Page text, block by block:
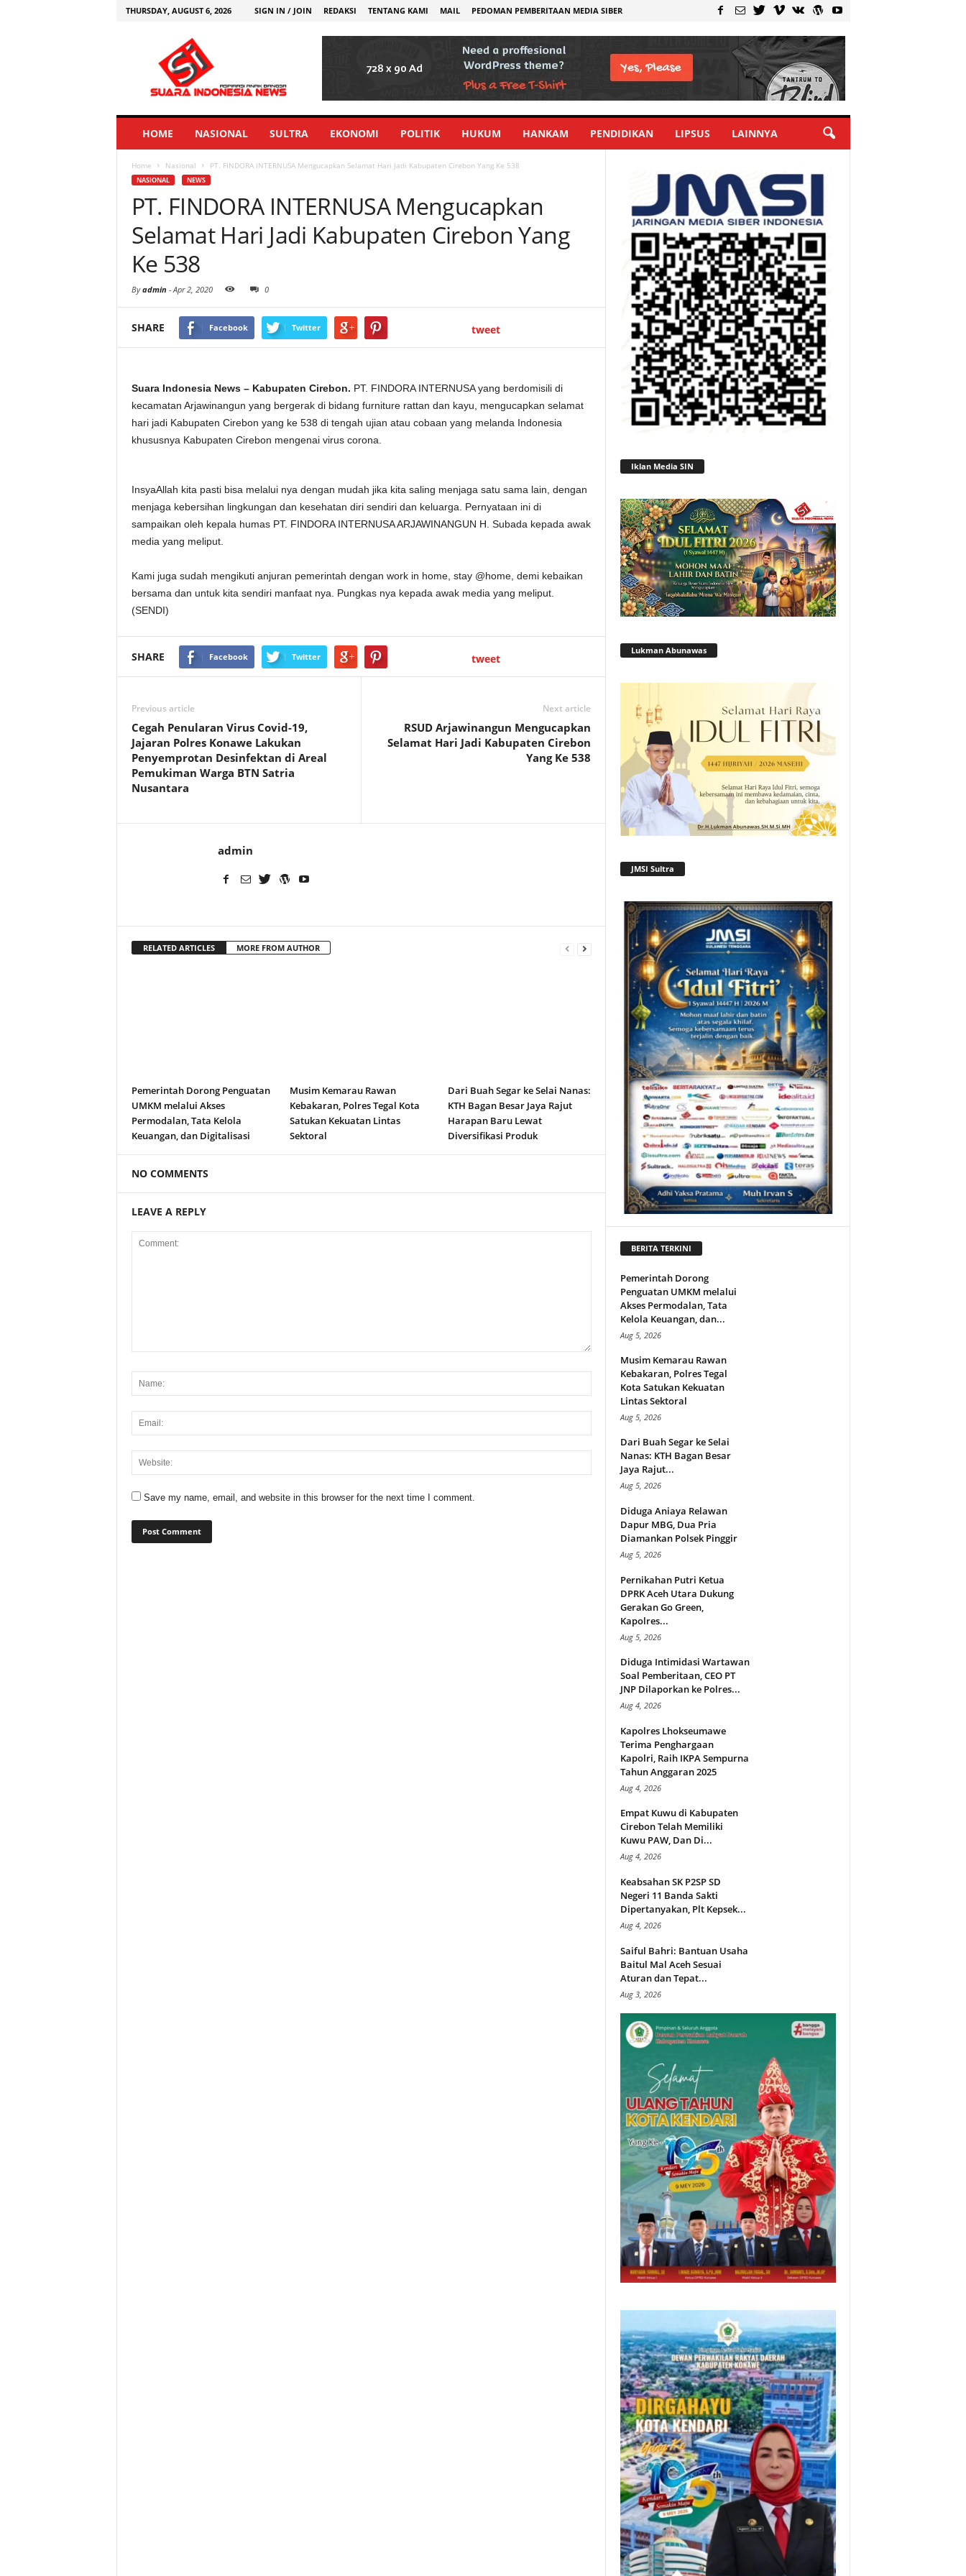
THURSDAY, AUGUST 6, 2026 SIGN IN / JOIN REDAKSI TENTANG KAMI MAIL PEDOMAN PEMBERITAAN MEDIA SIBER
HOME NASIONAL SULTRA EKONOMI POLITIK HUKUM HANKAM PENDIDIKAN LIPSUS LAINNYA
Home Nasional PT. FINDORA INTERNUSA Mengucapkan Selamat Hari Jadi Kabupaten Cirebon Yang Ke 538
NASIONAL NEWS
PT. FINDORA INTERNUSA Mengucapkan
Selamat Hari Jadi Kabupaten Cirebon Yang
Ke 538
Byadmin - Apr 2, 2020 0
SHARE Facebook Twitter tweet
Suara Indonesia News – Kabupaten Cirebon. PT. FINDORA INTERNUSA yang berdomisili di
kecamatan Arjawinangun yang bergerak di bidang furniture rattan dan kayu, mengucapkan selamat
hari jadi Kabupaten Cirebon yang ke 538 di tengah ujian atau cobaan yang melanda Indonesia
khususnya Kabupaten Cirebon mengenai virus corona.
InsyaAllah kita pasti bisa melalui nya dengan mudah jika kita saling menjaga satu sama lain, dengan
menjaga kebersihan lingkungan dan kesehatan diri sendiri dan keluarga. Pernyataan ini di
sampaikan oleh kepala humas PT. FINDORA INTERNUSA ARJAWINANGUN H. Subada kepada awak
media yang meliput.
Kami juga sudah mengikuti anjuran pemerintah dengan work in home, stay @home, demi kebaikan
bersama dan untuk kita sendiri manfaat nya. Pungkas nya kepada awak media yang meliput.
(SENDI)
SHARE Facebook Twitter tweet
Previous article
Cegah Penularan Virus Covid-19,
Jajaran Polres Konawe Lakukan
Penyemprotan Desinfektan di Areal
Pemukiman Warga BTN Satria
Nusantara
Next article
RSUD Arjawinangun Mengucapkan
Selamat Hari Jadi Kabupaten Cirebon
Yang Ke 538
admin
RELATED ARTICLES MORE FROM AUTHOR
Pemerintah Dorong Penguatan
UMKM melalui Akses
Permodalan, Tata Kelola
Keuangan, dan Digitalisasi
Musim Kemarau Rawan
Kebakaran, Polres Tegal Kota
Satukan Kekuatan Lintas
Sektoral
Dari Buah Segar ke Selai Nanas:
KTH Bagan Besar Jaya Rajut
Harapan Baru Lewat
Diversifikasi Produk
NO COMMENTS
LEAVE A REPLY
Save my name, email, and website in this browser for the next time I comment.
Iklan Media SIN
Lukman Abunawas
JMSI Sultra
BERITA TERKINI
Pemerintah Dorong
Penguatan UMKM melalui
Akses Permodalan, Tata
Kelola Keuangan, dan...
Aug 5, 2026
Musim Kemarau Rawan
Kebakaran, Polres Tegal
Kota Satukan Kekuatan
Lintas Sektoral
Aug 5, 2026
Dari Buah Segar ke Selai
Nanas: KTH Bagan Besar
Jaya Rajut...
Aug 5, 2026
Diduga Aniaya Relawan
Dapur MBG, Dua Pria
Diamankan Polsek Pinggir
Aug 5, 2026
Pernikahan Putri Ketua
DPRK Aceh Utara Dukung
Gerakan Go Green,
Kapolres...
Aug 5, 2026
Diduga Intimidasi Wartawan
Soal Pemberitaan, CEO PT
JNP Dilaporkan ke Polres...
Aug 4, 2026
Kapolres Lhokseumawe
Terima Penghargaan
Kapolri, Raih IKPA Sempurna
Tahun Anggaran 2025
Aug 4, 2026
Empat Kuwu di Kabupaten
Cirebon Telah Memiliki
Kuwu PAW, Dan Di...
Aug 4, 2026
Keabsahan SK P2SP SD
Negeri 11 Banda Sakti
Dipertanyakan, Plt Kepsek...
Aug 4, 2026
Saiful Bahri: Bantuan Usaha
Baitul Mal Aceh Sesuai
Aturan dan Tepat...
Aug 3, 2026